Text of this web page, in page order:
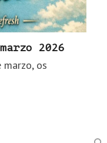
2026
os